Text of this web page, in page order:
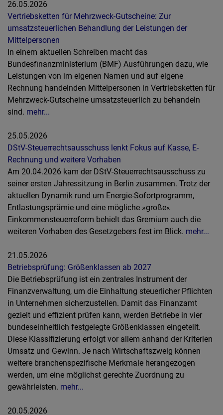
26.05.2026
Vertriebsketten für Mehrzweck-Gutscheine: Zur
umsatzsteuerlichen Behandlung der Leistungen der
Mittelpersonen
In einem aktuellen Schreiben macht das
Bundesfinanzministerium (BMF) Ausführungen dazu, wie
Leistungen von im eigenen Namen und auf eigene
Rechnung handelnden Mittelpersonen in Vertriebsketten für
Mehrzweck-Gutscheine umsatzsteuerlich zu behandeln
sind. mehr...
25.05.2026
DStV-Steuerrechtsausschuss lenkt Fokus auf Kasse, E-
Rechnung und weitere Vorhaben
Am 20.04.2026 kam der DStV-Steuerrechtsausschuss zu
seiner ersten Jahressitzung in Berlin zusammen. Trotz der
aktuellen Dynamik rund um Energie-Sofortprogramm,
Entlastungsprämie und eine mögliche »große«
Einkommensteuerreform behielt das Gremium auch die
weiteren Vorhaben des Gesetzgebers fest im Blick. mehr...
21.05.2026
Betriebsprüfung: Größenklassen ab 2027
Die Betriebsprüfung ist ein zentrales Instrument der
Finanzverwaltung, um die Einhaltung steuerlicher Pflichten
in Unternehmen sicherzustellen. Damit das Finanzamt
gezielt und effizient prüfen kann, werden Betriebe in vier
bundeseinheitlich festgelegte Größenklassen eingeteilt.
Diese Klassifizierung erfolgt vor allem anhand der Kriterien
Umsatz und Gewinn. Je nach Wirtschaftszweig können
weitere branchenspezifische Merkmale herangezogen
werden, um eine möglichst gerechte Zuordnung zu
gewährleisten. mehr...
20.05.2026